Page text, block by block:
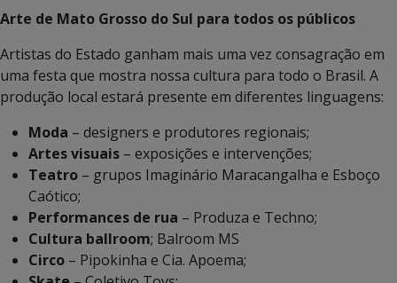
Arte de Mato Grosso do Sul para todos os públicos
Artistas do Estado ganham mais uma vez consagração em
uma festa que mostra nossa cultura para todo o Brasil. A
produção local estará presente em diferentes linguagens:
Moda – designers e produtores regionais;
Artes visuais – exposições e intervenções;
Teatro – grupos Imaginário Maracangalha e Esboço
Caótico;
Performances de rua – Produza e Techno;
Cultura ballroom; Balroom MS
Circo – Pipokinha e Cia. Apoema;